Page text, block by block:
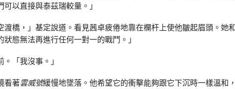
以直接與泰茲瑞較量。」
渡橋，」基定說道。看見茜卓疲倦地靠在欄杆上使他皺起眉頭。她
態無法再進行任何一對一的戰鬥。」
「我沒事。」
看著雲威號緩慢地墜落。他希望它的衝擊能夠跟它下沉時一樣溫和